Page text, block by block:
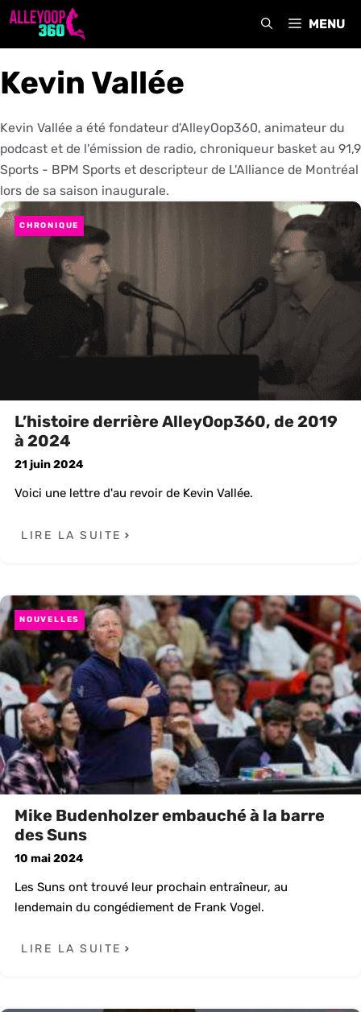
Aller
MENU
Kevin Vallée
Kevin Vallée a été fondateur d'AlleyOop360, animateur du
podcast et de l'émission de radio, chroniqueur basket au 91,9
Sports - BPM Sports et descripteur de L'Alliance de Montréal
lors de sa saison inaugurale.
CHRONIQUE
L’histoire derrière AlleyOop360, de 2019
à 2024
21 juin 2024
Voici une lettre d'au revoir de Kevin Vallée.
LIRE LA SUITE
NOUVELLES
Mike Budenholzer embauché à la barre
des Suns
10 mai 2024
Les Suns ont trouvé leur prochain entraîneur, au
lendemain du congédiement de Frank Vogel.
LIRE LA SUITE